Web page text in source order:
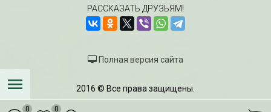
РАССКАЗАТЬ ДРУЗЬЯМ!
Полная версия сайта
2016 © Все права защищены.
0 0